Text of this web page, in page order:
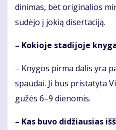
di­ni­mas, bet ori­gi­na­lios
su­dė­jo į jo­kią di­ser­ta­ci­ją.
– Ko­kio­je sta­di­jo­je
– Kny­gos pir­ma da­lis yra
spau­dai. Ji bus pri­sta­ty­ta
gu­žės 6–9 die­no­mis.
– Kas bu­vo di­džiau­sias